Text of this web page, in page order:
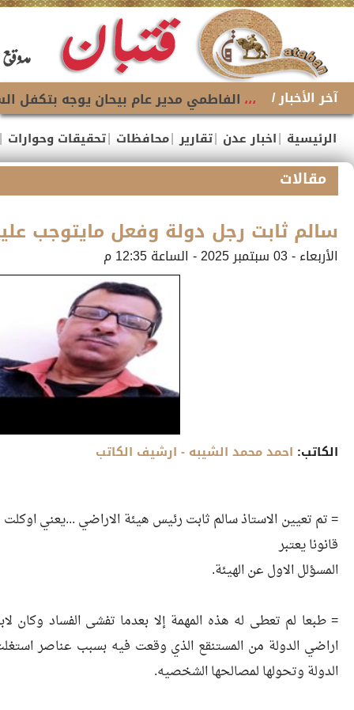
الرئيسية |اخبار عدن |تقارير |محافظات |تحقيقات وحوارات
آخر الأخبار / ،،، الفاطمي مدير عام بيحان يوجه بتكفل
مقالات
سالم ثابت رجل دولة وفعل مايتوجب
الأربعاء - 03 سبتمبر 2025 - الساعة 12:35 م
الكاتب: احمد محمد الشيبه - ارشيف الكاتب
= تم تعيين الاستاذ سالم ثابت رئيس هيئة الاراضي ...يعني اوكلت
قانونا يعتبر
المسؤلل الاول عن الهيئة.
= طبعا لم تعطى له هذه المهمة إلا بعدما تفشى الفساد
اراضي الدولة من المستنقع الذي وقعت فيه بسبب عناصر
الدولة وتحولها لمصالحها الشخصيه.